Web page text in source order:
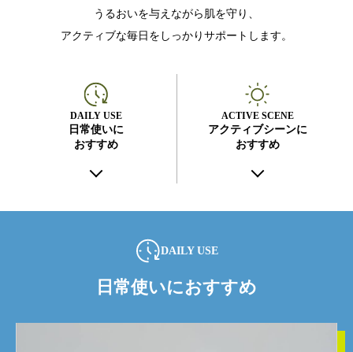
うるおいを与えながら肌を守り、
アクティブな毎日をしっかりサポートします。
DAILY USE
日常使いに
おすすめ
ACTIVE SCENE
アクティブシーンに
おすすめ
DAILY USE
日常使いにおすすめ